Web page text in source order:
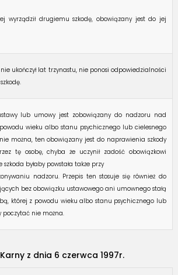
wyrządził drugiemu szkodę, obowiązany jest do jej
nie ukończył lat trzynastu, nie ponosi odpowiedzialności
lub umowy jest zobowiązany do nadzoru nad
wieku albo stanu psychicznego lub cielesnego
można, ten obowiązany jest do naprawienia szkody
tę osobę, chyba że uczynił zadość obowiązkowi
byłaby powstała także przy
nadzoru. Przepis ten stosuje się również do
bez obowiązku ustawowego ani umownego stałą
której z powodu wieku albo stanu psychicznego lub
poczytać nie można.
z dnia 6 czerwca 1997r.